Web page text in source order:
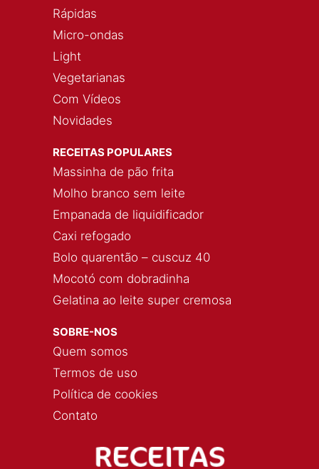
Rápidas
Micro-ondas
Light
Vegetarianas
Com Vídeos
Novidades
RECEITAS POPULARES
Massinha de pão frita
Molho branco sem leite
Empanada de liquidificador
Caxi refogado
Bolo quarentão – cuscuz 40
Mocotó com dobradinha
Gelatina ao leite super cremosa
SOBRE-NOS
Quem somos
Termos de uso
Política de cookies
Contato